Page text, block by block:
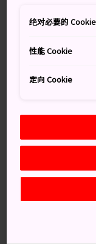
櫻花與富士
河口湖
和富士吉
兩者都是富士山
湖畔景致，而富
照片經常在宣傳
在四月初和四月中
绝对必要的 Cookie
性能 Cookie
定向 Cookie